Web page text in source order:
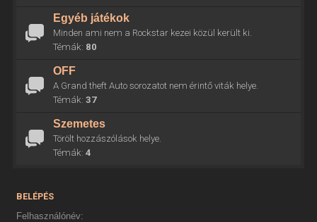
Egyéb játékok
Minden ami nem a Rockstar kezei közül került ki.
Témák: 80
OFF
A Grand theft Auto sorozatot nem érintő viták helye.
Témák: 37
Szemetes
Törölt hozzászólások helye.
Témák: 4
BELÉPÉS
Felhasználónév: